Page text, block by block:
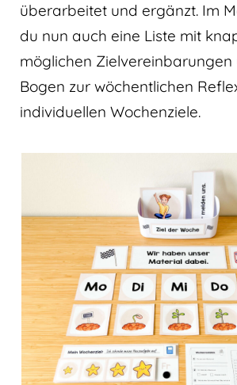
überarbeitet und ergänzt. Im
du nun auch eine Liste mit
möglichen Zielvereinbarungen
Bogen zur wöchentlichen
individuellen Wochenziele.